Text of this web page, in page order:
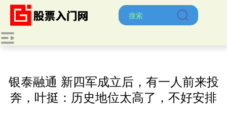
银泰融通 新四军成立后，有一人前来投
奔，叶挺：历史地位太高了，不好安排